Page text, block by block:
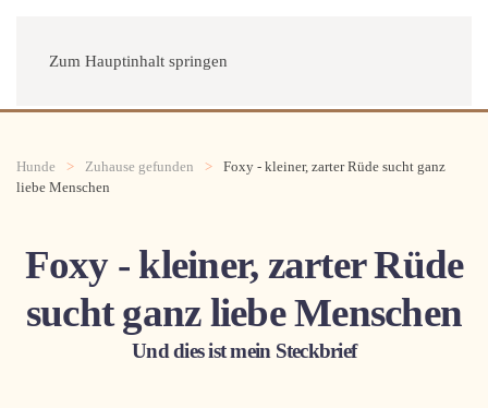
Zum Hauptinhalt springen
Menü
Hunde Zuhause gefunden
Foxy - kleiner, zarter Rüde sucht ganz
liebe Menschen
Foxy - kleiner, zarter Rüde
sucht ganz liebe Menschen
Und dies ist mein Steckbrief